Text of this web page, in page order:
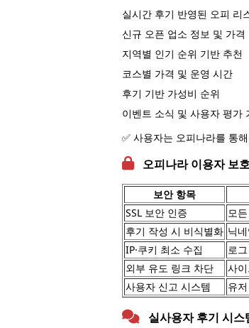
실시간 후기 반영된 오피 리
신규 오픈 업소 정보 및 가격
지역별 인기 순위 기반 추천
코스별 가격 및 운영 시간
후기 기반 가성비 순위
이벤트 소식 및 사용자 평가
✅ 사용자는 오피나라를 통
오피나라 이용자 보
보안 항목
SSL 보안 인증
모
후기 작성 시 비식별화 닉
IP·쿠키 최소 수집
로
외부 유도 링크 차단
사
사용자 신고 시스템
유
실사용자 후기 시스